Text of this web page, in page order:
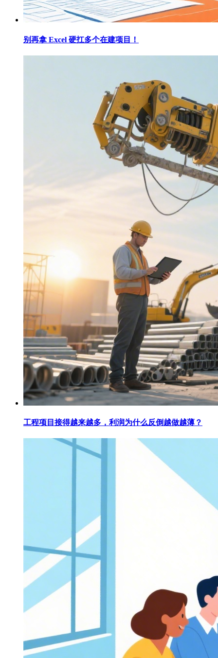
别再拿 Excel 硬扛多个在建项目！
工程项目接得越来越多，利润为什么反倒越做越薄？